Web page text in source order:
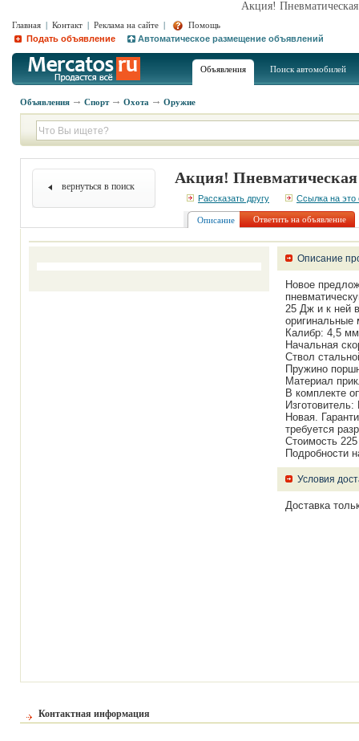
Акция!
Главная | Контакт | Реклама на сайте |
Помощь
Подать объявление
Автоматическое размещение объявлений
Объявления Поиск автомобилей
Объявления Спорт Охота Оружие
вернуться в поиск Акция!
Рассказать другу Ссылка на это
Описание Ответить на объявление
Описание
Новое
25 Дж и к ней
оригинальные
Калибр: 4,5
Начальная
Ствол
Пружино
Материал
В комплекте
Новая.
требуется
Стоимость
Подробности
Условия
Доставка
Контактная информация